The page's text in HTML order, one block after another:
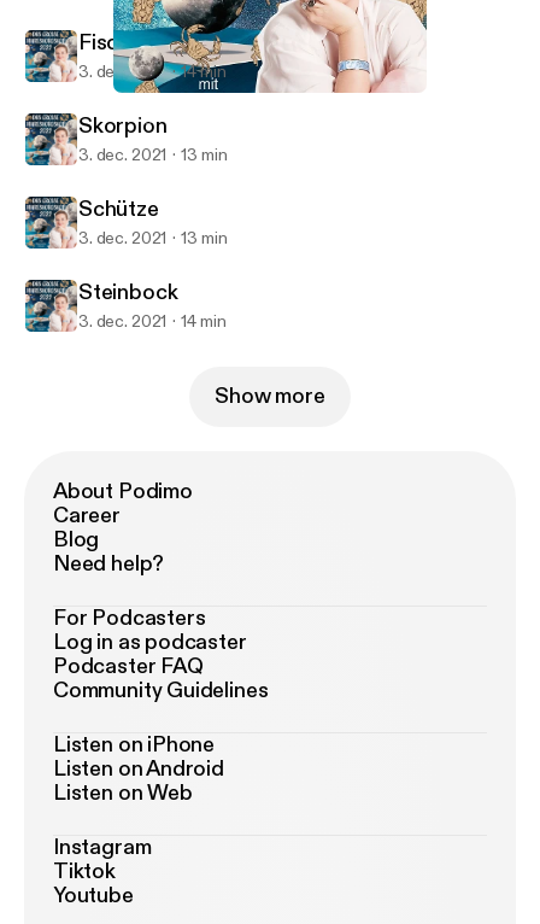
Das große Jahreshoroskop 2022
Fische
3. dec. 2021 14 min
Skorpion
3. dec. 2021 13 min
Schütze
3. dec. 2021 13 min
Steinbock
3. dec. 2021 14 min
Show more
About Podimo
Career
Blog
Need help?
For Podcasters
Log in as podcaster
Podcaster FAQ
Community Guidelines
Listen on iPhone
Listen on Android
Listen on Web
Instagram
Tiktok
Youtube